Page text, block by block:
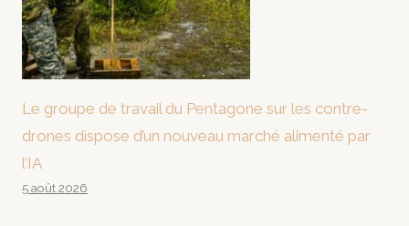
Le groupe de travail du Pentagone sur les contre-
drones dispose d’un nouveau marché alimenté par
l’IA
5 août 2026